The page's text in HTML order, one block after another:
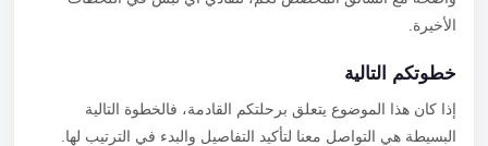
الأخيرة.
خطوتكم التالية
إذا كان هذا الموضوع يتعلق برحلتكم القادمة، فالخطوة التالية
البسيطة هي التواصل معنا لتأكيد التفاصيل والبدء في الترتيب لها.